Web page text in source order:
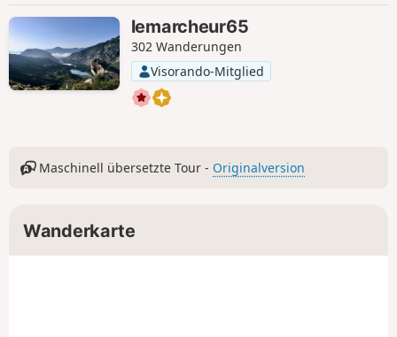
lemarcheur65
302 Wanderungen
Visorando-Mitglied
Maschinell übersetzte Tour - Originalversion
Wanderkarte